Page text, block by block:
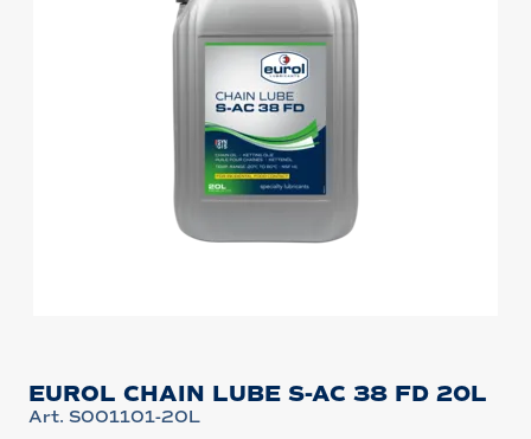
EUROL CHAIN LUBE S-AC 38 FD 20L
Art. S001101-20L